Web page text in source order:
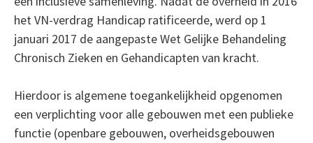
het VN-verdrag Handicap ratificeerde, werd op 1
januari 2017 de aangepaste Wet Gelijke Behandeling
Chronisch Zieken en Gehandicapten van kracht.
Hierdoor is algemene toegankelijkheid opgenomen
een verplichting voor alle gebouwen met een publieke
functie (openbare gebouwen, overheidsgebouwen